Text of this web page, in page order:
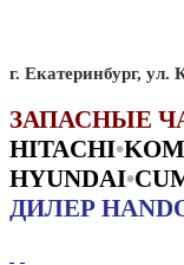
г. Екатеринбург, ул.
ЗАПАСНЫЕ
HITACHI•KO
HYUNDAI•
ДИЛЕР